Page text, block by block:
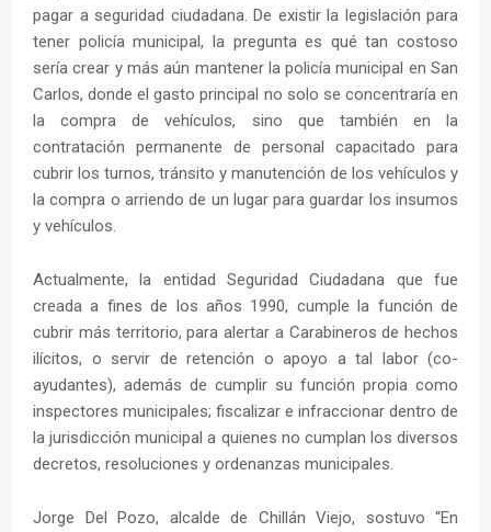
pagar a seguridad ciudadana. De existir la legislación para
tener policía municipal, la pregunta es qué tan costoso
sería crear y más aún mantener la policía municipal en San
Carlos, donde el gasto principal no solo se concentraría en
la compra de vehículos, sino que también en la
contratación permanente de personal capacitado para
cubrir los turnos, tránsito y manutención de los vehículos y
la compra o arriendo de un lugar para guardar los insumos
y vehículos.
Actualmente, la entidad Seguridad Ciudadana que fue
creada a fines de los años 1990, cumple la función de
cubrir más territorio, para alertar a Carabineros de hechos
ilícitos, o servir de retención o apoyo a tal labor (co-
ayudantes), además de cumplir su función propia como
inspectores municipales; fiscalizar e infraccionar dentro de
la jurisdicción municipal a quienes no cumplan los diversos
decretos, resoluciones y ordenanzas municipales.
Jorge Del Pozo, alcalde de Chillán Viejo, sostuvo “En